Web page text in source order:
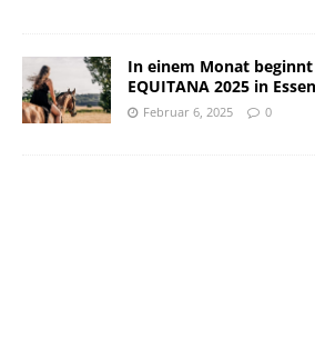
In einem Monat
EQUITANA 2025 in Essen
Februar 6, 2025 0